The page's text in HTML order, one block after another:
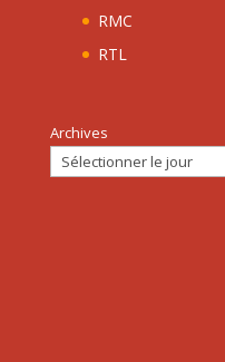
RMC
RTL
Archives